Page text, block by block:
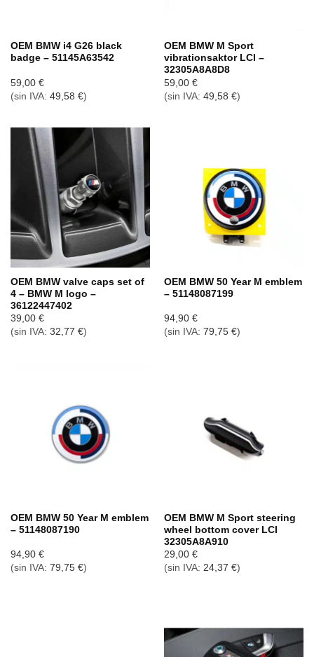
OEM BMW i4 G26 black
badge – 51145A63542
59,00 €
(sin IVA: 49,58 €)
OEM BMW M Sport
vibrationsaktor LCI –
32305A8A8D8
59,00 €
(sin IVA: 49,58 €)
OEM BMW valve caps set of
4 – BMW M logo –
36122447402
39,00 €
(sin IVA: 32,77 €)
OEM BMW 50 Year M emblem
– 51148087199
94,90 €
(sin IVA: 79,75 €)
OEM BMW 50 Year M emblem
– 51148087190
94,90 €
(sin IVA: 79,75 €)
OEM BMW M Sport steering
wheel bottom cover LCI
32305A8A910
29,00 €
(sin IVA: 24,37 €)